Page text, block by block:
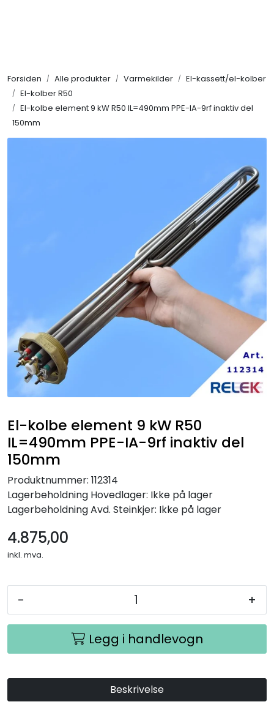
Forsiden Alle produkter Varmekilder
El-kassett/el-kolber
El-kolber R50
El-kolbe element 9 kW R50 IL=490mm PPE-IA-9rf inaktiv del
150mm
El-kolbe element 9 kW R50
IL=490mm PPE-IA-9rf inaktiv del
150mm
Produktnummer: 112314
Lagerbeholdning Hovedlager: Ikke på lager
LagerbeholdningAvd. Steinkjer: Ikke på lager
4.875,00
inkl. mva.
- +
Legg i handlevogn
Beskrivelse
KAMPANJER
Kontakt Oss